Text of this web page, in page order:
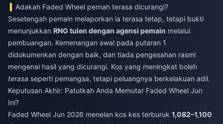
Adakah Faded Wheel pernah terasa dicurangi?
Sesetengah pemain melaporkan ia terasa tetap, tetapi bukti
menunjukkan RNG tulen dengan agensi pemain melalui
pembuangan. Kemenangan awal pada putaran 1
didokumenkan dengan baik, dan tiada pengesahan rasmi
mengenai hasil yang dicurangi. Kos yang meningkat boleh
terasa seperti pemangsa, tetapi peluangnya berkelakuan adil.
Keputusan Akhir: Patutkah Anda Memutar Faded Wheel Jun
Ini?
Faded Wheel Jun 2026 menelan kos kes terburuk 1,082–1,100